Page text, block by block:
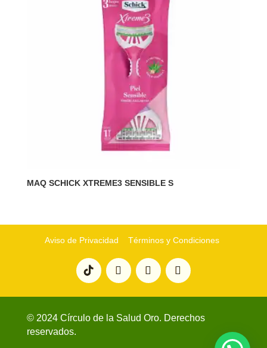
MAQ SCHICK XTREME3 SENSIBLE S
Aviso de Privacidad Términos y Condiciones
© 2024 Círculo de la Salud Oro. Derechos
reservados.